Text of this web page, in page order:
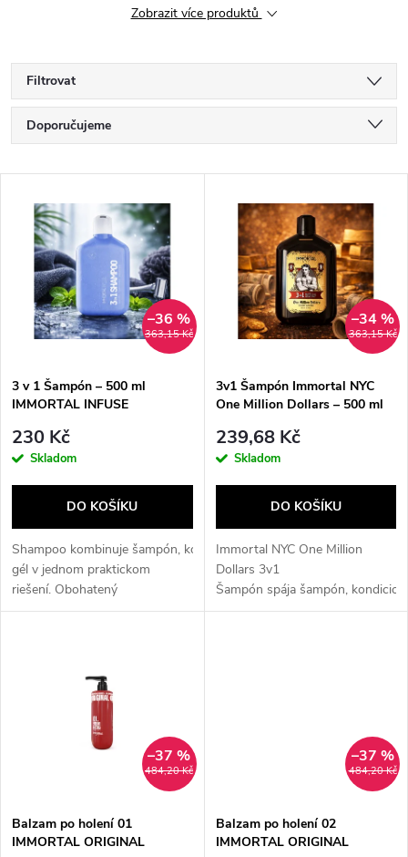
Zobrazit více produktů
Filtrovat
Ř
a
p
r
o
d
u
Doporučujeme
Nejprodávanější
Abecedně
V
s
p
r
d
u
363,15 Kč
–36 %
3 v 1 Šampón – 500 ml
IMMORTAL INFUSE
230 Kč
Skladom
DO KOŠÍKU
Shampoo kombinuje šampón, kondicionér a sprchový
gél v jednom praktickom
riešení. Obohatený
o hydratačné zložky,...
363,15 Kč
–34 %
3v1 Šampón Immortal NYC
One Million Dollars – 500 ml
239,68 Kč
Skladom
DO KOŠÍKU
Immortal NYC One Million
Dollars 3v1
Šampón spája šampón,
gél. Inšpirovaný Paco Rabanne
484,20 Kč
–37 %
Balzam po holení 01
IMMORTAL ORIGINAL
484,20 Kč
–37 %
Balzam po holení 02
IMMORTAL ORIGINAL